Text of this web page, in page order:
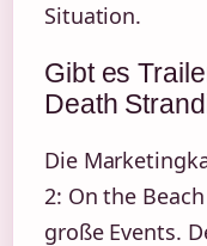
Situation.
Gibt es
Death
Die
2: On the
große Events.